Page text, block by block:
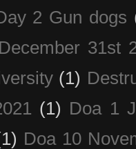
2 Gun dogs
December 31st
(1)
(1) Doa 1
Doa 10